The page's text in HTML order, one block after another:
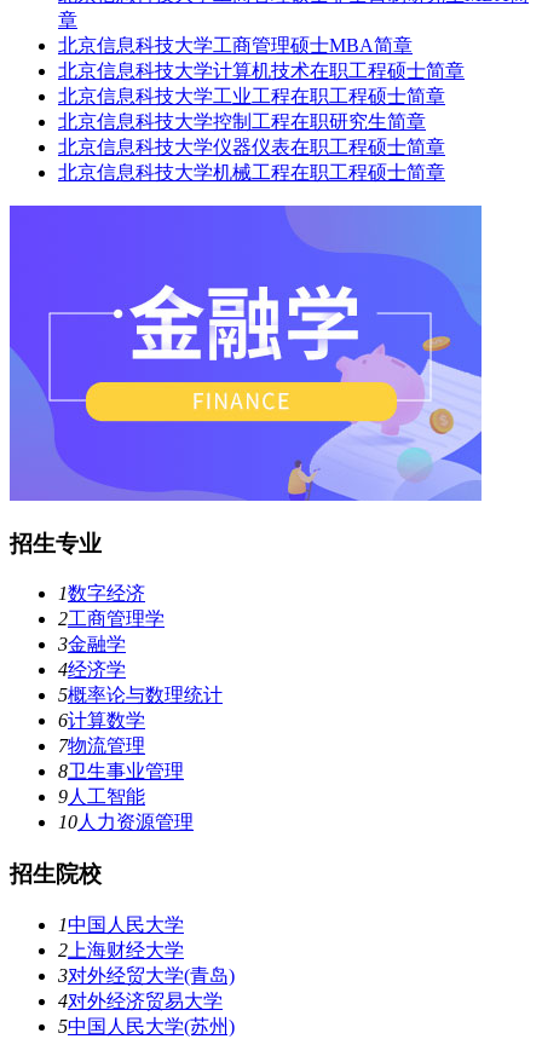
章
北京信息科技大学工商管理硕士MBA简章
北京信息科技大学计算机技术在职工程硕士简章
北京信息科技大学工业工程在职工程硕士简章
北京信息科技大学控制工程在职研究生简章
北京信息科技大学仪器仪表在职工程硕士简章
北京信息科技大学机械工程在职工程硕士简章
招生专业
1数字经济
2工商管理学
3金融学
4经济学
5概率论与数理统计
6计算数学
7物流管理
8卫生事业管理
9人工智能
10人力资源管理
招生院校
1中国人民大学
2 上海财经大学
3对外经贸大学(青岛)
4对外经济贸易大学
5中国人民大学(苏州)